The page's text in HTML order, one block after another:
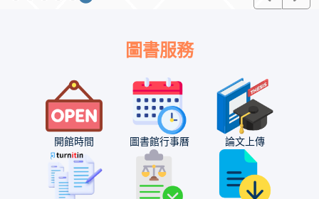
圖書服務
開館時間 圖書館行事曆 論文上傳